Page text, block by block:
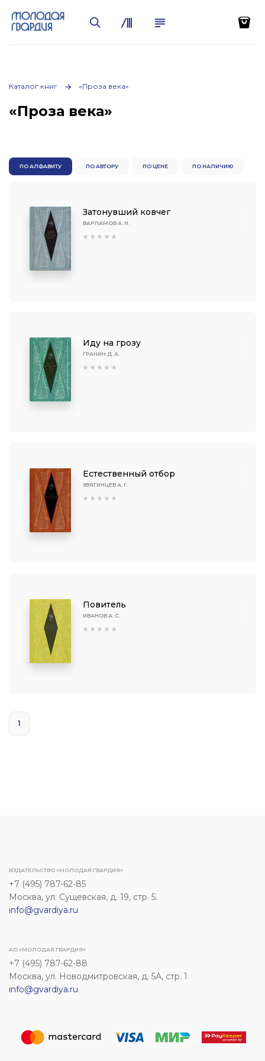
Каталог книг «Проза века»
«Проза века»
ПО АЛФАВИТУ ПО АВТОРУ ПО ЦЕНЕ ПО НАЛИЧИЮ
Затонувший ковчег
ВАРЛАМОВ А. Н.
Иду на грозу
ГРАНИН Д. А.
Естественный отбор
ЗВЯГИНЦЕВ А. Г.
Повитель
ИВАНОВ А. С.
1
ИЗДАТЕЛЬСТВО «МОЛОДАЯ ГВАРДИЯ»
+7 (495) 787-62-85
Москва, ул. Сущевская, д. 19, стр. 5.
info@gvardiya.ru
АО «МОЛОДАЯ ГВАРДИЯ»
+7 (495) 787-62-88
Москва, ул. Новодмитровская, д. 5А, стр. 1
info@gvardiya.ru